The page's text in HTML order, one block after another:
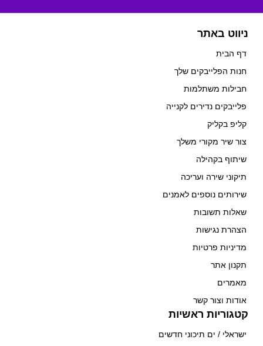
ניווט באתר
דף הבית
חנות הפלייבקים שלך
חבילות משתלמות
פלייבקים נדירים לקנייה
קליפ בקליק
צור שיר מקורי משלך
שיתוף בקהילה
תיקוני שירה ועריכה
שירותים נוספים לאמנים
שאלות תשובות
הצהרת נגישות
מדיניות פרטיות
תקנון אתר
מאמרים
אודות וצור קשר
קטגוריות ראשיות
ישראלי / ים תיכוני חדשים